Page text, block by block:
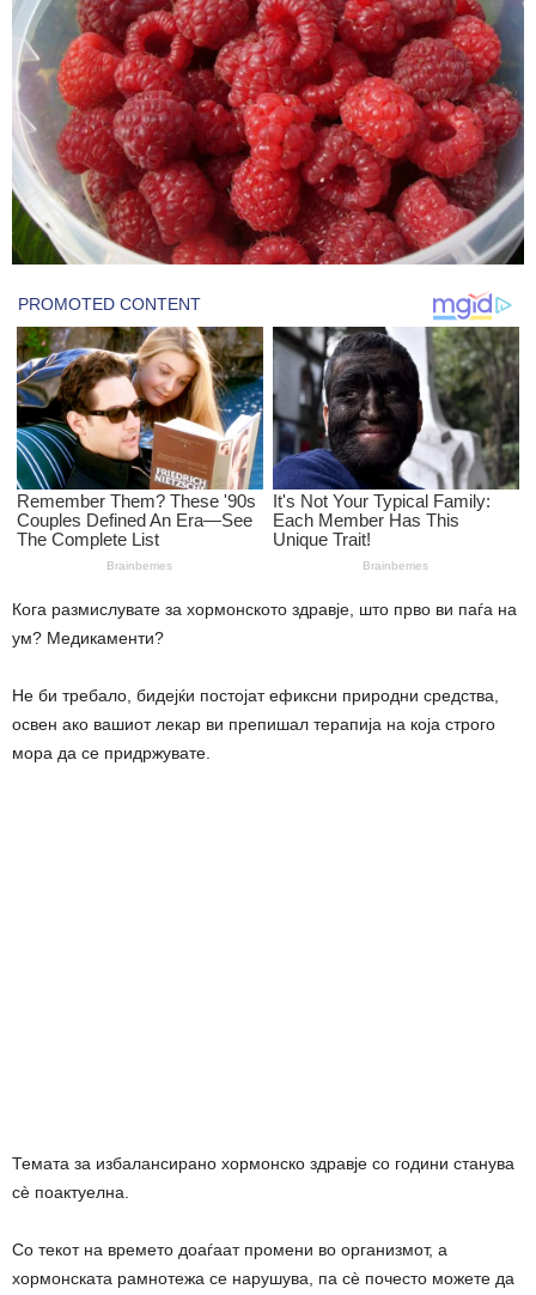
Кога размислувате за хормонското здравје, што прво ви паѓа на
yм? Медикаменти?
Не би требало, бидејќи постојат ефиксни природни средства,
освен ако вашиот лекар ви препишал терапија на која cтpoго
мора да се придржувате.
Темата за избалансирано хормонско здравје со години станува
сè поактуелна.
Со текот на времето доаѓаат промени во организмот, а
хормонската рамнотежа се наpyшува, па сè почесто можете да